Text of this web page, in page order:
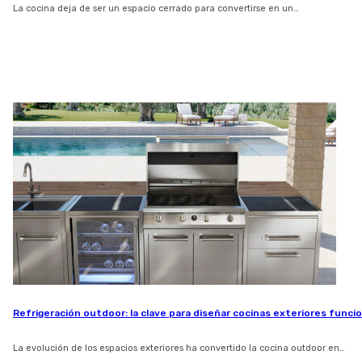
La cocina deja de ser un espacio cerrado para convertirse en un…
Refrigeración outdoor: la clave para diseñar cocinas exteriores
La evolución de los espacios exteriores ha convertido la cocina outdoor en…